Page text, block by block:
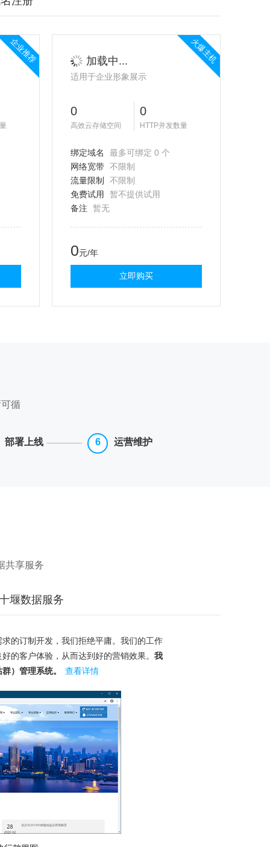
企业推荐 火爆主机
加载中...
适用于企业形象展示
0
高效云存储空间
0
HTTP并发数量
绑定域名
最多可绑定 0 个
网络宽带 不限制
流量限制
不限制
免费试用
暂不提供试用
备注
暂无
0元/年
立即购买
循
部署上线 运营维护
共享服务
堰数据服务
的订制开发，我们拒绝平庸。我们的工作
的客户体验，从而达到好的营销效果。 我
）管理系统。
查看详情